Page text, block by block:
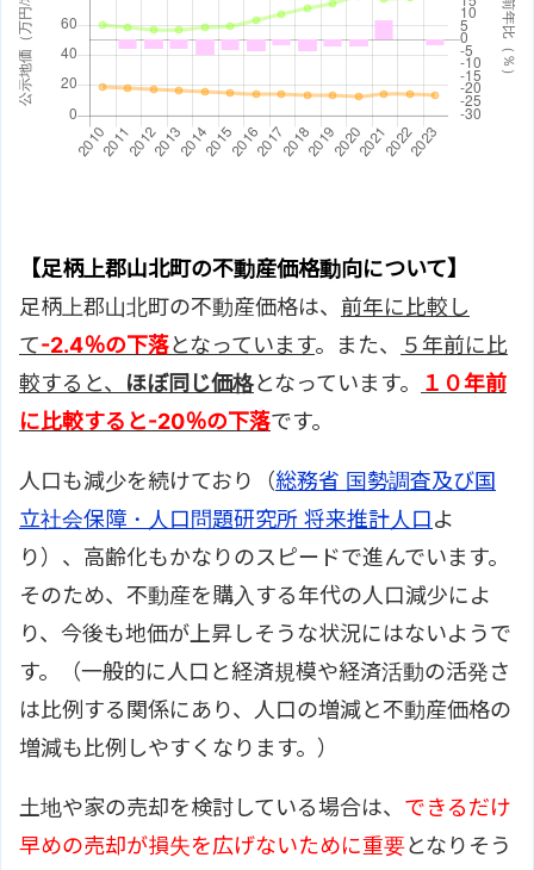
【足柄上郡山北町の不動産価格動向について】
足柄上郡山北町の不動産価格は、 前年に比較し
て-2.4％の下落となっています。また、
５年前に比
較すると、 ほぼ同じ価格となっています。
１０年前
に比較すると-20％の下落です。
人口も減少を続けており（総務省 国勢調査及び国
立社会保障・人口問題研究所 将来推計人口よ
り）、高齢化もかなりのスピードで進んでいます。
そのため、不動産を購入する年代の人口減少によ
り、今後も地価が上昇しそうな状況にはないようで
す。（一般的に人口と経済規模や経済活動の活発さ
は比例する関係にあり、人口の増減と不動産価格の
増減も比例しやすくなります。）
土地や家の売却を検討している場合は、 できるだけ
早めの売却が損失を広げないために重要となりそう